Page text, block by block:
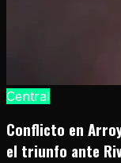
Central
Conflicto en
el triunfo ante